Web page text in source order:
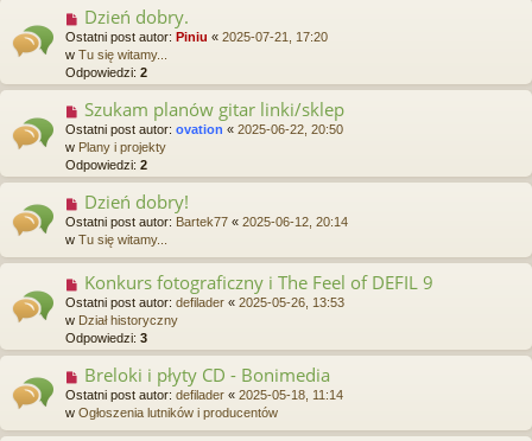
o
s
t
N
o
w
y
p
o
s
t
Dzień dobry.
Ostatni post autor: Piniu « 2025-07-21, 17:20
w Tu się witamy...
Odpowiedzi: 2
N
o
w
y
p
o
s
t
Szukam planów gitar linki/sklep
Ostatni post autor: ovation « 2025-06-22, 20:50
w Plany i projekty
Odpowiedzi: 2
N
o
w
o
s
t
Dzień dobry!
Ostatni post autor: Bartek77 « 2025-06-12, 20:14
w Tu się witamy...
N
o
w
y
p
o
s
t
Konkurs fotograficzny i The Feel of DEFIL 9
Ostatni post autor: defilader « 2025-05-26, 13:53
w Dział historyczny
Odpowiedzi: 3
N
o
w
Breloki i płyty CD - Bonimedia
Ostatni post autor: defilader « 2025-05-18, 11:14
w Ogłoszenia lutników i producentów